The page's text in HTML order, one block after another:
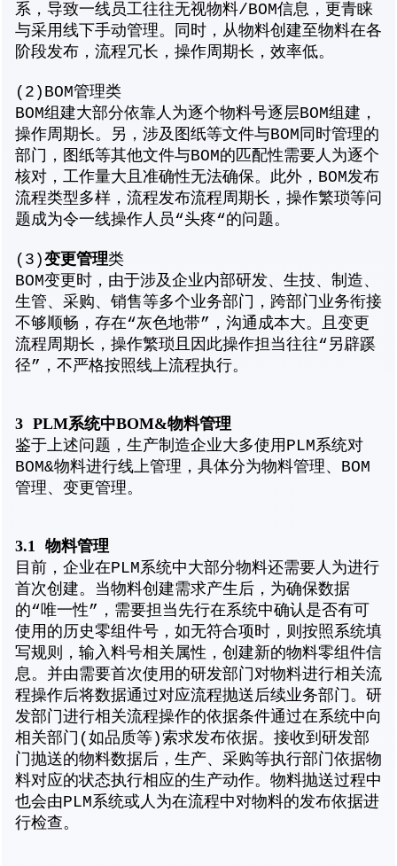
系，导致一线员工往往无视物料/BOM信息，更青睐
与采用线下手动管理。同时，从物料创建至物料在各
阶段发布，流程冗长，操作周期长，效率低。
(2)BOM管理类
BOM组建大部分依靠人为逐个物料号逐层BOM组建，
操作周期长。另，涉及图纸等文件与BOM同时管理的
部门，图纸等其他文件与BOM的匹配性需要人为逐个
核对，工作量大且准确性无法确保。此外，BOM发布
流程类型多样，流程发布流程周期长，操作繁琐等问
题成为令一线操作人员“头疼“的问题。
(3)变更管理类
BOM变更时，由于涉及企业内部研发、生技、制造、
生管、采购、销售等多个业务部门，跨部门业务衔接
不够顺畅，存在“灰色地带”，沟通成本大。且变更
流程周期长，操作繁琐且因此操作担当往往“另辟蹊
径”，不严格按照线上流程执行。
3 PLM系统中BOM&物料管理
鉴于上述问题，生产制造企业大多使用PLM系统对
BOM&物料进行线上管理，具体分为物料管理、BOM
管理、变更管理。
3.1 物料管理
目前，企业在PLM系统中大部分物料还需要人为进行
首次创建。当物料创建需求产生后，为确保数据
的“唯一性”，需要担当先行在系统中确认是否有可
使用的历史零组件号，如无符合项时，则按照系统填
写规则，输入料号相关属性，创建新的物料零组件信
息。并由需要首次使用的研发部门对物料进行相关流
程操作后将数据通过对应流程抛送后续业务部门。研
发部门进行相关流程操作的依据条件通过在系统中向
相关部门(如品质等)索求发布依据。接收到研发部
门抛送的物料数据后，生产、采购等执行部门依据物
料对应的状态执行相应的生产动作。物料抛送过程中
也会由PLM系统或人为在流程中对物料的发布依据进
行检查。